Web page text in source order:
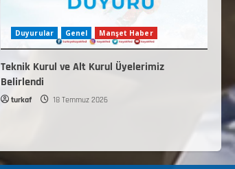
Duyurular Genel Manşet Haber
Teknik Kurul ve Alt Kurul Üyelerimiz
Belirlendi
turkaf 18 Temmuz 2026